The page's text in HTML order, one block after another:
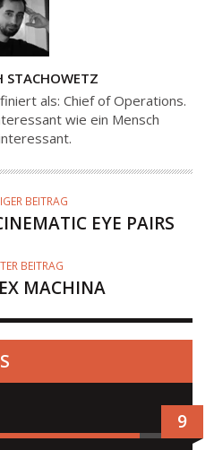
STACHOWETZ
als: Chief of Operations.
wie ein Mensch
BEITRAG
EYE PAIRS
BEITRAG
MACHINA
9